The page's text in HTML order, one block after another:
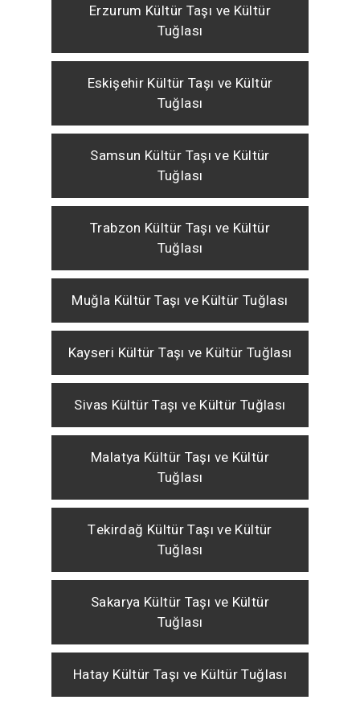
Erzurum Kültür Taşı ve Kültür
Tuğlası
Eskişehir Kültür Taşı ve Kültür
Tuğlası
Samsun Kültür Taşı ve Kültür
Tuğlası
Trabzon Kültür Taşı ve Kültür
Tuğlası
Muğla Kültür Taşı ve Kültür Tuğlası
Kayseri Kültür Taşı ve Kültür Tuğlası
Sivas Kültür Taşı ve Kültür Tuğlası
Malatya Kültür Taşı ve Kültür
Tuğlası
Tekirdağ Kültür Taşı ve Kültür
Tuğlası
Sakarya Kültür Taşı ve Kültür
Tuğlası
Hatay Kültür Taşı ve Kültür Tuğlası